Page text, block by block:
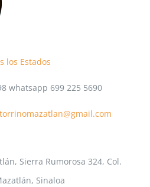
los Estados
whatsapp 699 225 5690
Sierra Rumorosa 324, Col.
Sinaloa